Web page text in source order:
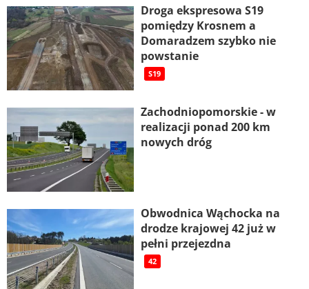
Droga ekspresowa S19
pomiędzy Krosnem a
Domaradzem szybko nie
powstanie
S19
Zachodniopomorskie - w
realizacji ponad 200 km
nowych dróg
Obwodnica Wąchocka na
drodze krajowej 42 już w
pełni przejezdna
42